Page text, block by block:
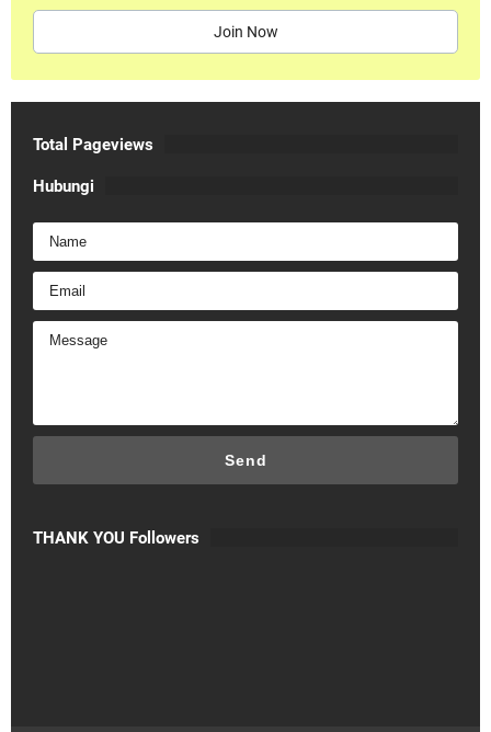
Join Now
Total Pageviews
Hubungi
THANK YOU Followers